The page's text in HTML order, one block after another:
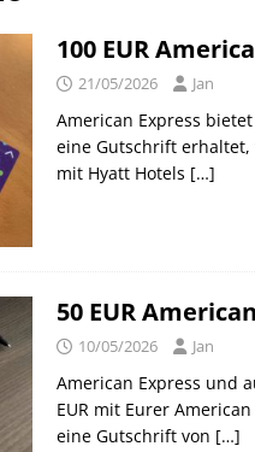
Anpassung World of Hyatt Award
]
10 EUR Deutsche Bahn
100 EUR
21/05/2026 Jan
American Express
eine Gutschrift erhaltet,
mit Hyatt Hotels […]
50 EUR
10/05/2026 Jan
American Express und
EUR mit Eurer
eine Gutschrift von […]